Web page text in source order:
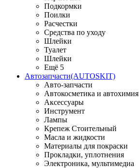
Подкормки
Поилки
Расчестки
Средства по уходу
Шлейки
Туалет
Шлейки
Ещё 5
Автозапчасти(AUTOSKIT)
Авто-запчасти
Автокосметика и автохимия
Аксессуары
Инструмент
Лампы
Крепеж Стоительный
Масла и жидкости
Материалы для покраски
Прокладки, уплотнения
Электроника, мультимедиа